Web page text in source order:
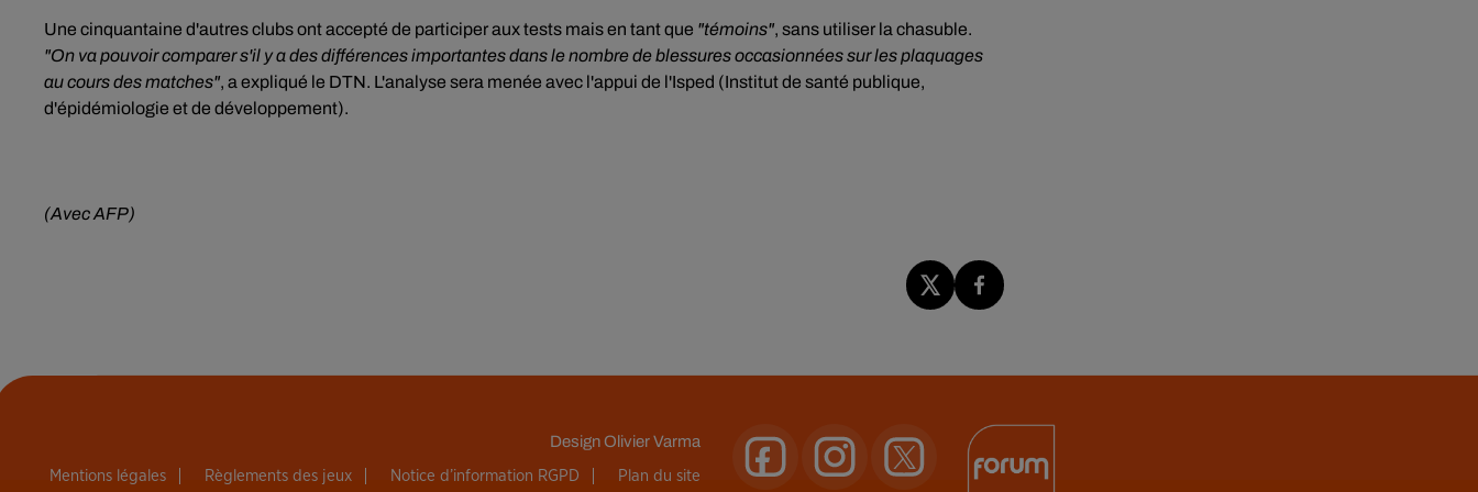
Une cinquantaine d'autres clubs ont accepté de participer aux tests mais en tant que "témoins", sans utiliser la chasuble.
"On va pouvoir comparer s'il y a des différences importantes dans le nombre de blessures occasionnées sur les plaquages
au cours des matches", a expliqué le DTN. L'analyse sera menée avec l'appui de l'Isped (Institut de santé publique,
d'épidémiologie et de développement).
(Avec AFP)
DesignOlivier Varma
Mentions légales Règlements des jeux Notice d’information RGPD Plan du site